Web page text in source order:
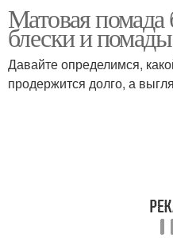
Матовая
блески и
Давайте определимся,
продержится долго, а